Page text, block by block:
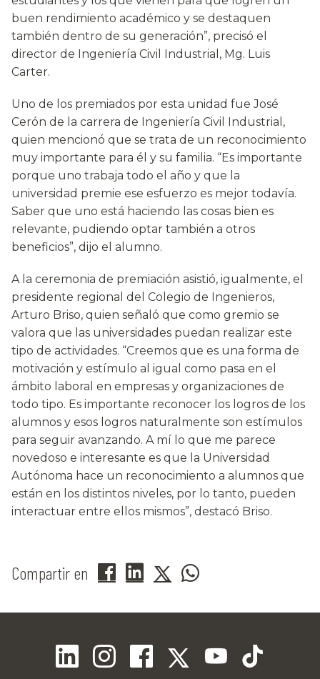
buen rendimiento académico y se destaquen
también dentro de su generación”, precisó el
director de Ingeniería Civil Industrial, Mg. Luis
Carter.
Uno de los premiados por esta unidad fue José
Cerón de la carrera de Ingeniería Civil Industrial,
quien mencionó que se trata de un reconocimiento
muy importante para él y su familia. “Es importante
porque uno trabaja todo el año y que la
universidad premie ese esfuerzo es mejor todavía.
Saber que uno está haciendo las cosas bien es
relevante, pudiendo optar también a otros
beneficios”, dijo el alumno.
A la ceremonia de premiación asistió, igualmente, el
presidente regional del Colegio de Ingenieros,
Arturo Briso, quien señaló que como gremio se
valora que las universidades puedan realizar este
tipo de actividades. “Creemos que es una forma de
motivación y estímulo al igual como pasa en el
ámbito laboral en empresas y organizaciones de
todo tipo. Es importante reconocer los logros de los
alumnos y esos logros naturalmente son estímulos
para seguir avanzando. A mí lo que me parece
novedoso e interesante es que la Universidad
Autónoma hace un reconocimiento a alumnos que
están en los distintos niveles, por lo tanto, pueden
interactuar entre ellos mismos”, destacó Briso.
Compartir en